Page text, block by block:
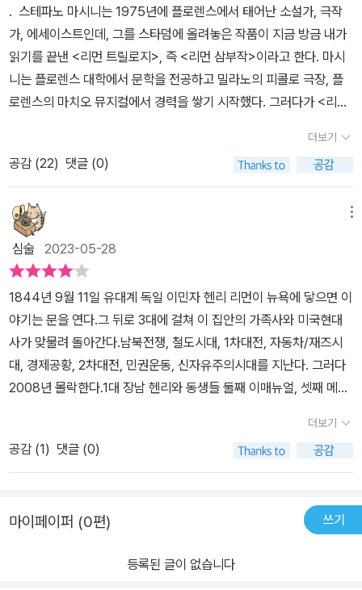
. 스테파노 마시니는 1975년에 플로렌스에서 태어난 소설가, 극작
가, 에세이스트인데, 그를 스타덤에 올려놓은 작품이 지금 방금 내가
읽기를 끝낸 <리먼 트릴로지>, 즉 <리먼 삼부작>이라고 한다. 마시
니는 플로렌스 대학에서 문학을 전공하고 밀라노의 피콜로 극장, 플
로렌스의 마치오 뮤지컬에서 경력을 쌓기 시작했다. 그러다가 <리먼
가들에게 극찬을 받은 끝에 미국 브로드웨이 연극상인 토니 최우수
연극상까지 수상했다고 한다. 이 작품은 영미 외에도 프랑스, 독일, 오
스트리아 벨기에, 스위스, 스페인, 그리스, 아르헨티나, 알제리, 멕시
코. 페루, 러시아, 그리고 당연히 우리나라에서 무대에도 올려졌다고
위키피디아에 쓰여 있다. 우리나라에는 서울예술대학 공연학부 교수
로 재직하고 있는 이탈리아 출신의 안드레아 파치오토 교수가 희곡
작품집 출간에 정성을 쏟고 있는 출판사 지식을위한지식(지만지)에
출판을 제안해 이를 받아들여 주한 이탈리아 대사관 등록 공인 번역
사 조원정의 번역으로, ‘현대’ 이탈리아 극작가의 작품으로는 아마도
첫 출판물이라고 한다. 파치오토 교수는 책의 해설과 작가 소개도 썼
다.​ 그러나 이 책에서 제일 먼저 눈에 띄는 것, 즉 눈에 뜨일 정도를
넘어서 정신이 번쩍 들게 만드는 건 2015년에 밀라노 피콜로 극장에
서 이 작품을 공연할 때 연출을 맡은 연출가 루카 론코니가 쓴 서문이
었다. 책을 읽기 전에 정말 한 번 휘리릭 열어본 적이 있는데, 분명히
어지거나 심하면 꼬여버려 최악의 경우에 뇌졸중이 올 정도로 부조리
하거나 형이상학적 작품 아닌가 싶어 약간 쫄아 있었다는 것을 먼저
고백한다. 이런 상태에서 진짜로 연출을 한 연출가의 허리상학적 서
더보기
공감 (22) 댓글 (0)
심술 2023-05-28
1844년 9월 11일 유대계 독일 이민자 헨리 리먼이 뉴욕에 닿으면 이
야기는 문을 연다.그 뒤로 3대에 걸쳐 이 집안의 가족사와 미국현대
사가 맞물려 돌아간다.남북전쟁, 철도시대, 1차대전, 자동차/재즈시
대, 경제공황, 2차대전, 민권운동, 신자유주의시대를 지난다. 그러다
2008년 몰락한다.1대 장남 헨리와 동생들 둘째 이매뉴얼, 셋째 메이
바비.이렇게 여섯 리먼을 중심으로 이야기가 돌아간다.필립이 267~
71쪽에 걸쳐 아내 후보 열두명 품평하는 대목은영화 <쏘셜 네트워크
>에서 페이쓰북창업자 마크 저커버그(제씨 아이젠버그)가웹싸이트
듯.작가 마씨니가 아이디어를 빌려 온 걸까?다혈질인 이매뉴얼과 그
아버지인 메이어와는 달리 고집쎈 허버트, 필립의 아들 바비 넷이 가
더보기
공감 (1) 댓글 (0)
마이페이퍼 (0편) 쓰기
등록된 글이 없습니다